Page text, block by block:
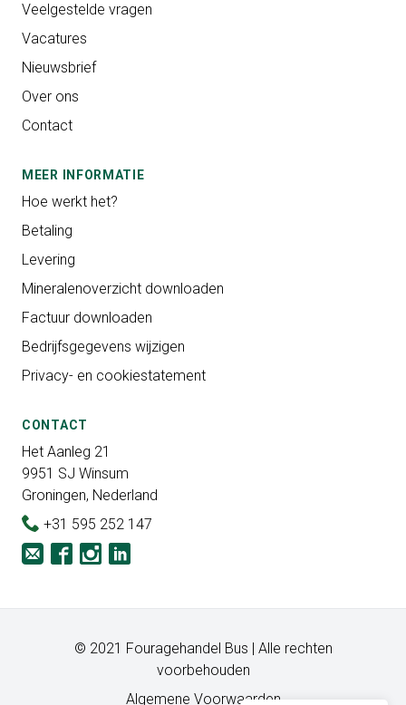
Veelgestelde vragen
Vacatures
Nieuwsbrief
Over ons
Contact
MEER INFORMATIE
Hoe werkt het?
Betaling
Levering
Mineralenoverzicht downloaden
Factuur downloaden
Bedrijfsgegevens wijzigen
Privacy- en cookiestatement
CONTACT
Het Aanleg 21
9951 SJ Winsum
Groningen, Nederland
+31 595 252 147
© 2021 Fouragehandel Bus | Alle rechten
voorbehouden
Algemene Voorwaarden